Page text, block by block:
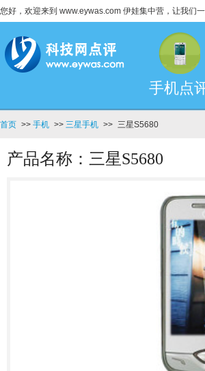
您好，欢迎来到 www.eywas.com 伊娃集中营，让我们
手机点
首页 >> 手机 >> 三星手机 >> 三星S5680
产品名称：三星S5680